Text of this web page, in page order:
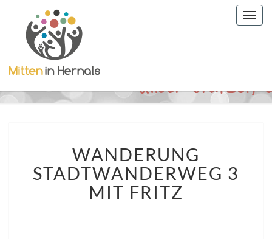
STADTWANDERWEG
3
MIT
FRITZ
WANDERUNG
STADTWANDERWEG 3
MIT FRITZ